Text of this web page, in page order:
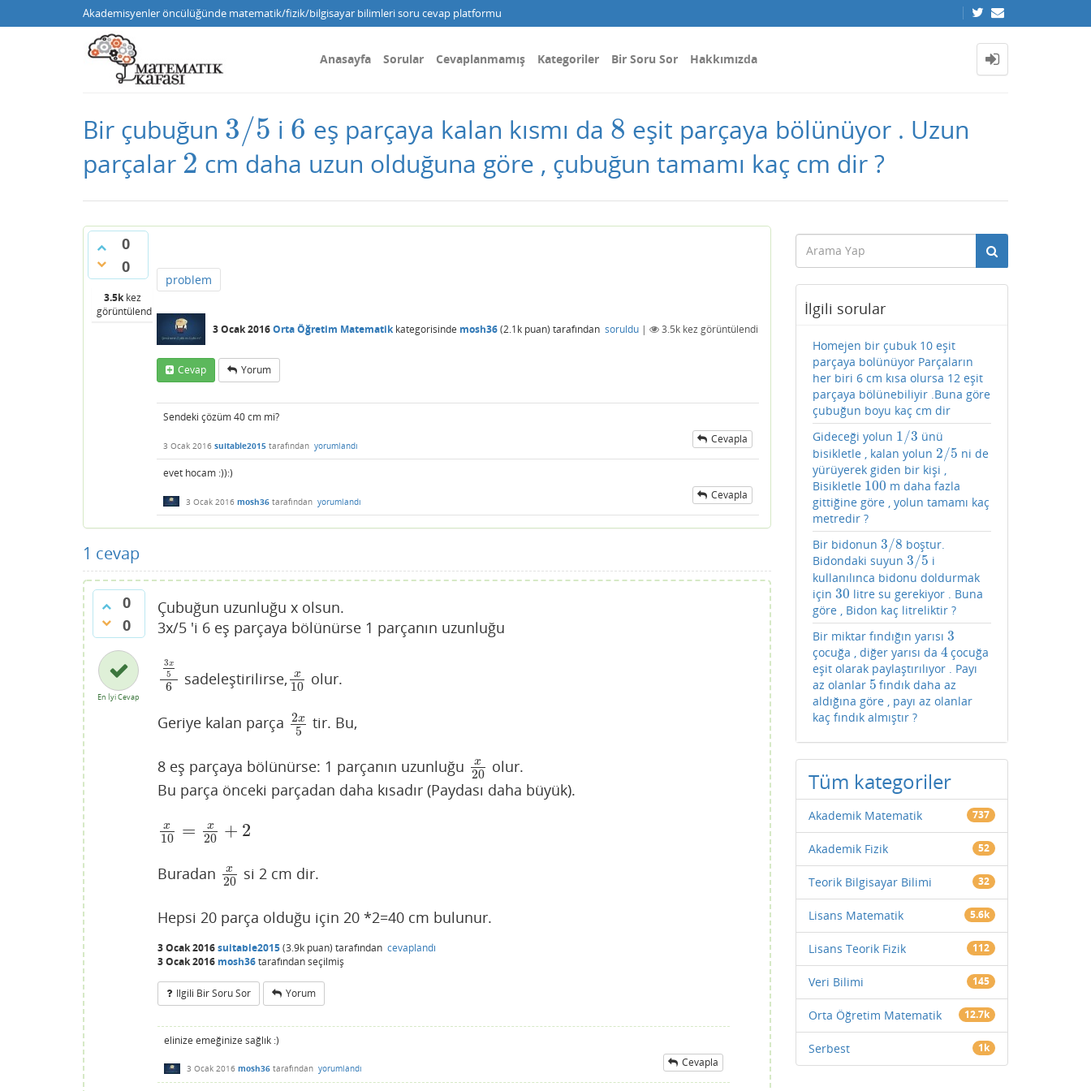
Akademisyenler öncülüğünde matematik/fizik/bilgisayar bilimleri soru cevap platformu
Anasayfa Sorular Cevaplanmamış Kategoriler Bir Soru Sor Hakkımızda
Bir çubuğun 3/5
3/5 i 6
6 eş parçaya kalan kısmı da 8
8 eşit parçaya bölünüyor . Uzun
parçalar 2
2 cm daha uzun olduğuna göre , çubuğun tamamı kaç cm dir ?
0
0
3.5kkez
görüntülendi
problem
3 Ocak 2016Orta Öğretim Matematikkategorisinde mosh36(2.1k puan) tarafından soruldu | 3.5k kez görüntülendi
Cevap Yorum
Sendeki çözüm 40 cm mi?
3 Ocak 2016 suitable2015 tarafından yorumlandı Cevapla
evet hocam :)):)
3 Ocak 2016 mosh36 tarafından yorumlandı Cevapla
1 cevap
0
0
En İyi Cevap
Çubuğun uzunluğu x olsun.
3x/5 'i 6 eş parçaya bölünürse 1 parçanın uzunluğu
3x
5
6
3x5 6
sadeleştirilirse, x
10
x10 olur.
Geriye kalan parça 2x
5
2x5 tir. Bu,
8 eş parçaya bölünürse: 1 parçanın uzunluğu x
20
x20 olur.
Bu parça önceki parçadan daha kısadır (Paydası daha büyük).
x
10 = x
20 + 2
x10 =x 20+ 2
Buradan x
20
x20 si 2 cm dir.
Hepsi 20 parça olduğu için 20 *2=40 cm bulunur.
3 Ocak 2016suitable2015(3.9k puan) tarafından cevaplandı
3 Ocak 2016 mosh36tarafındanseçilmiş
Ilgili Bir Soru Sor Yorum
elinize emeğinize sağlık :)
3 Ocak 2016 mosh36 tarafından yorumlandı Cevapla
İlgili sorular
Homejen bir çubuk 10 eşit
parçaya bolünüyor Parçaların
her biri 6 cm kısa olursa 12 eşit
parçaya bölünebiliyir .Buna göre
çubuğun boyu kaç cm dir
Gideceği yolun 1/3
1/3
ünü
bisikletle , kalan yolun 2/5
2/5
ni de
yürüyerek giden bir kişi ,
Bisikletle 100
100 m daha fazla
gittiğine göre , yolun tamamı kaç
metredir ?
Bir bidonun 3/8
3/8
boştur.
Bidondaki suyun 3/5
3/5
i
kullanılınca bidonu doldurmak
için 30
30 litre su gerekiyor . Buna
göre , Bidon kaç litreliktir ?
Bir miktar fındığın yarısı 3
3
çocuğa , diğer yarısı da 4
4çocuğa
eşit olarak paylaştırılıyor . Payı
az olanlar 5
5 fındık daha az
aldığına göre , payı az olanlar
kaç fındık almıştır ?
Tüm kategoriler
Akademik Matematik 737
Akademik Fizik 52
Teorik Bilgisayar Bilimi 32
Lisans Matematik 5.6k
Lisans Teorik Fizik 112
Veri Bilimi 145
Orta Öğretim Matematik 12.7k
Serbest 1k